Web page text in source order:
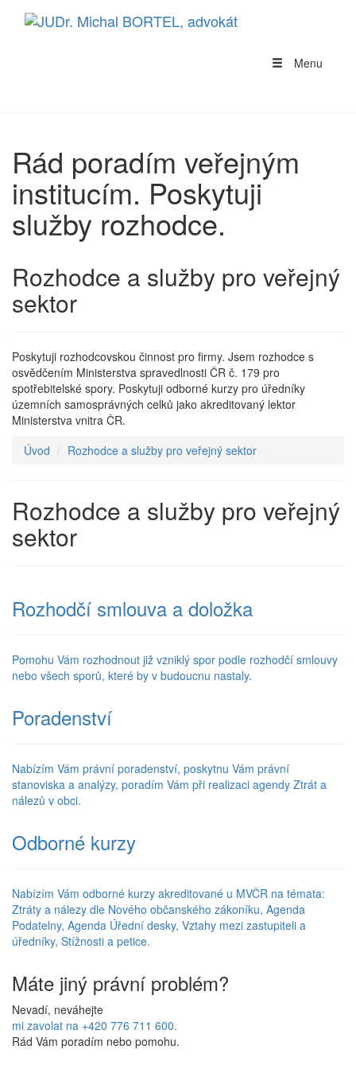
Menu
Rád poradím veřejným
institucím. Poskytuji
služby rozhodce.
Rozhodce a služby pro veřejný
sektor
Poskytuji rozhodcovskou činnost pro firmy. Jsem rozhodce s
osvědčením Ministerstva spravedlnosti ČR č. 179 pro
spotřebitelské spory. Poskytuji odborné kurzy pro úředníky
územních samosprávných celků jako akreditovaný lektor
Ministerstva vnitra ČR.
Úvod
Rozhodce a služby pro veřejný sektor
Rozhodce a služby pro veřejný
sektor
Rozhodčí smlouva a doložka
Pomohu Vám rozhodnout již vzniklý spor podle rozhodčí smlouvy
nebo všech sporů, které by v budoucnu nastaly.
Poradenství
Nabízím Vám právní poradenství, poskytnu Vám právní
stanoviska a analýzy, poradím Vám při realizaci agendy Ztrát a
nálezů v obci.
Odborné kurzy
Nabízím Vám odborné kurzy akreditované u MVČR na témata:
Ztráty a nálezy dle Nového občanského zákoníku, Agenda
Podatelny, Agenda Úřední desky, Vztahy mezi zastupiteli a
úředníky, Stížnosti a petice.
Máte jiný právní problém?
Nevadí, neváhejte
mi zavolat na +420 776 711 600.
Rád Vám poradím nebo pomohu.